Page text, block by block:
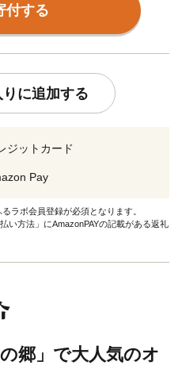
付する
に追加する
ジットカード
Pay
ラボ会員登録が必須となります。
い方法」にAmazonPAYの記載がある返礼
郷」で大人気のオ